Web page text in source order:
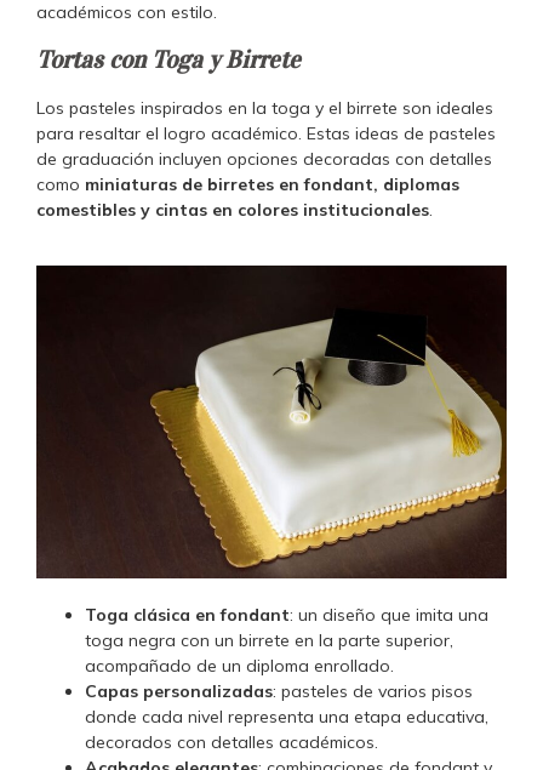
académicos con estilo.
Tortas con Toga y Birrete
Los pasteles inspirados en la toga y el birrete son ideales
para resaltar el logro académico. Estas ideas de pasteles
de graduación incluyen opciones decoradas con detalles
como miniaturas de birretes en fondant, diplomas
comestibles y cintas en colores institucionales.
Toga clásica en fondant: un diseño que imita una
toga negra con un birrete en la parte superior,
acompañado de un diploma enrollado.
Capas personalizadas: pasteles de varios pisos
donde cada nivel representa una etapa educativa,
decorados con detalles académicos.